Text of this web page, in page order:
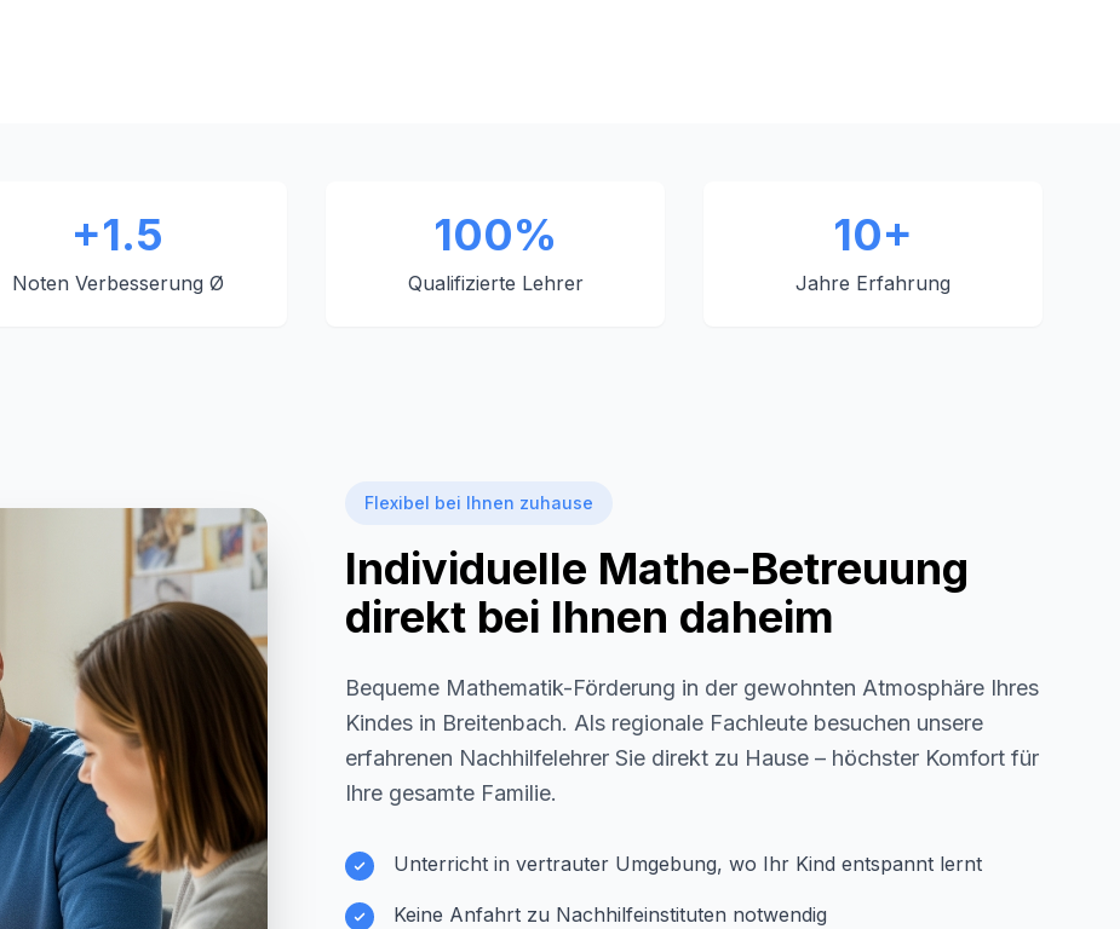
+1.5
Noten Verbesserung Ø
100%
Qualifizierte Lehrer
10+
Jahre Erfahrung
Flexibel bei Ihnen zuhause
Individuelle Mathe-Betreuung
direkt bei Ihnen daheim
Bequeme Mathematik-Förderung in der gewohnten Atmosphäre Ihres
Kindes in Breitenbach. Als regionale Fachleute besuchen unsere
erfahrenen Nachhilfelehrer Sie direkt zu Hause – höchster Komfort für
Ihre gesamte Familie.
Unterricht in vertrauter Umgebung, wo Ihr Kind entspannt lernt
Keine Anfahrt zu Nachhilfeinstituten notwendig